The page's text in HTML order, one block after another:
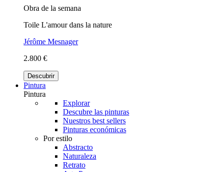
Obra de la semana
Toile L'amour dans la nature
Jérôme Mesnager
2.800 €
Descubrir
Pintura
Pintura
Explorar
Descubre las pinturas
Nuestros best sellers
Pinturas económicas
Por estilo
Abstracto
Naturaleza
Retrato